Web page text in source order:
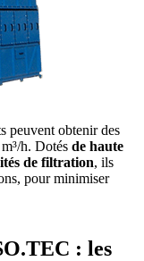
peuvent obtenir des
h. Dotés de haute
de filtration, ils
pour minimiser
: les